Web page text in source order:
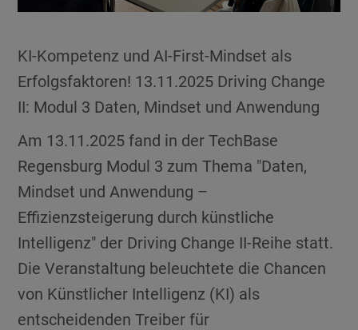
KI-Kompetenz und AI-First-Mindset als
Erfolgsfaktoren! 13.11.2025 Driving Change
II: Modul 3 Daten, Mindset und Anwendung
Am 13.11.2025 fand in der TechBase
Regensburg Modul 3 zum Thema "Daten,
Mindset und Anwendung –
Effizienzsteigerung durch künstliche
Intelligenz" der Driving Change II-Reihe statt.
Die Veranstaltung beleuchtete die Chancen
von Künstlicher Intelligenz (KI) als
entscheidenden Treiber für